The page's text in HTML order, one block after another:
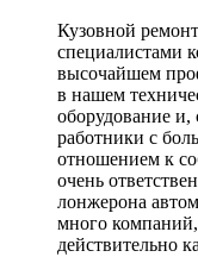
Кузовной
специалистами
высочайшем
в нашем
оборудование
работники с
отношением к
очень
лонжерона
много
действительно